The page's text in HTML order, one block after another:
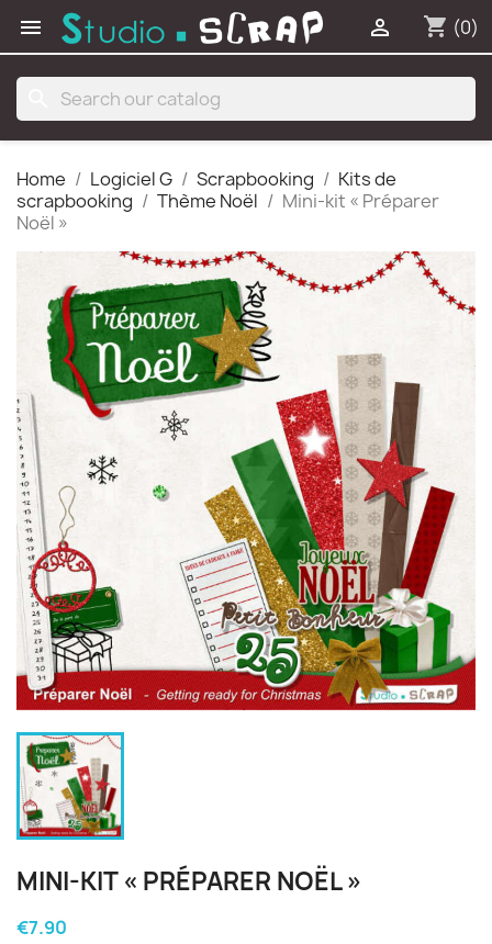
 shopping_cart (0)

Home Logiciel G Scrapbooking
Kits de
scrapbooking
Thème Noël
Mini-kit « Préparer
Noël »
MINI-KIT « PRÉPARER NOËL »
€7.90